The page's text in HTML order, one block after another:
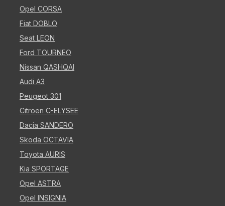
Opel CORSA
Fiat DOBLO
Seat LEON
Ford TOURNEO
Nissan QASHQAI
Audi A3
Peugeot 301
Citroen C-ELYSEE
Dacia SANDERO
Skoda OCTAVIA
Toyota AURIS
Kia SPORTAGE
Opel ASTRA
Opel INSIGNIA